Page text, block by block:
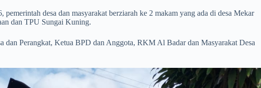
desa dan masyarakat berziarah ke 2 makam yang ada di desa Mekar
dan TPU Sungai Kuning.
dan Perangkat, Ketua BPD dan Anggota, RKM Al Badar dan Masyarakat Desa